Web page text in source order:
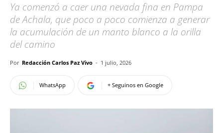
Ya comenzó a caer una nevada fina en Pampa
de Achala, que poco a poco comienza a generar
la acumulación de un manto blanco a la orilla
del camino
Por Redacción Carlos Paz Vivo - 1 julio, 2026
WhatsApp + Seguinos en Google